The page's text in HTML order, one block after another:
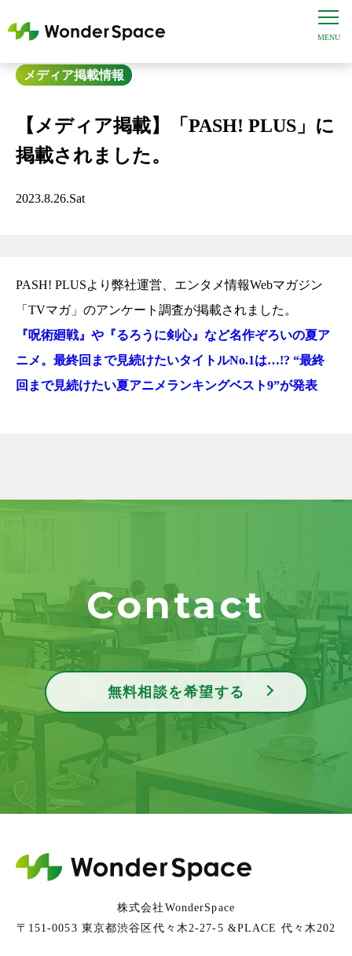
メディア掲載情報
【メディア掲載】「PASH! PLUS」に
掲載されました。
2023.8.26.Sat
PASH! PLUSより弊社運営、エンタメ情報Webマガジン
「TVマガ」のアンケート調査が掲載されました。
『呪術廻戦』や『るろうに剣心』など名作ぞろいの夏ア
ニメ。最終回まで見続けたいタイトルNo.1は…!? “最終
回まで見続けたい夏アニメランキングベスト9”が発表
Contact
無料相談を希望する
株式会社WonderSpace
〒151-0053 東京都渋谷区代々木2-27-5 &PLACE 代々木202